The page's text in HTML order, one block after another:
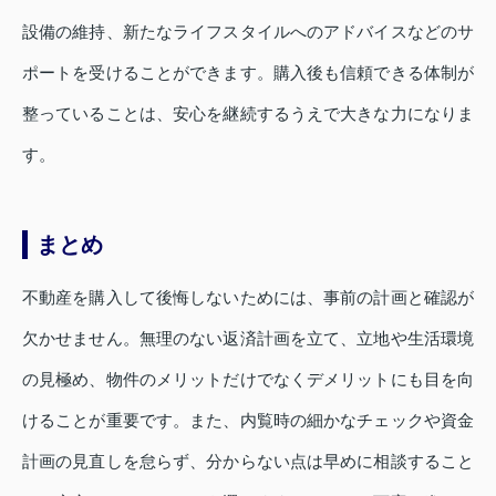
設備の維持、新たなライフスタイルへのアドバイスなどのサ
ポートを受けることができます。購入後も信頼できる体制が
整っていることは、安心を継続するうえで大きな力になりま
す。
まとめ
不動産を購入して後悔しないためには、事前の計画と確認が
欠かせません。無理のない返済計画を立て、立地や生活環境
の見極め、物件のメリットだけでなくデメリットにも目を向
けることが重要です。また、内覧時の細かなチェックや資金
計画の見直しを怠らず、分からない点は早めに相談すること